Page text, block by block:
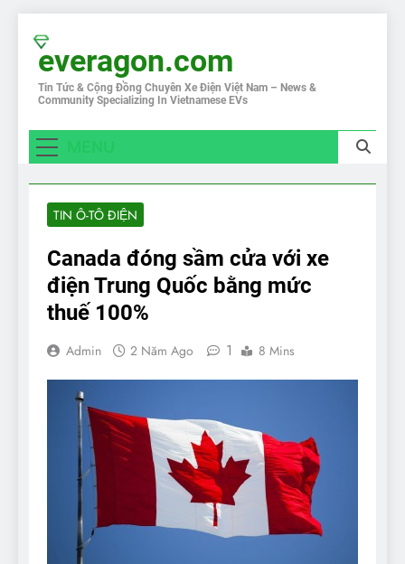
content
everagon.com
Tin Tức & Cộng Đồng Chuyên Xe Điện Việt Nam – News &
Community Specializing In Vietnamese EVs
TIN Ô-TÔ ĐIỆN
Canada đóng sầm cửa với xe
điện Trung Quốc bằng mức
thuế 100%
Admin 2 Năm Ago 1 8 Mins